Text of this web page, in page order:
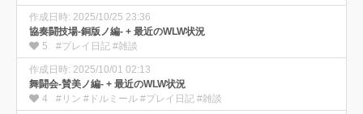
作成日時: 2025/10/25 23:36
協奏闘技場-銅版ノ編- + 最近のWLW状況
5
#プレイ日記 #雑談
作成日時: 2025/10/01 02:13
舞闘会-賛美ノ編- + 最近のWLW状況
4
#リン #ドルミール #プレイ日記 #雑談